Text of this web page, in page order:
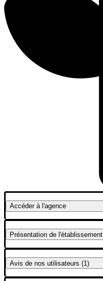
Accéderà l'agence
Présentation de l'établissement
Avis de nos utilisateurs (1)